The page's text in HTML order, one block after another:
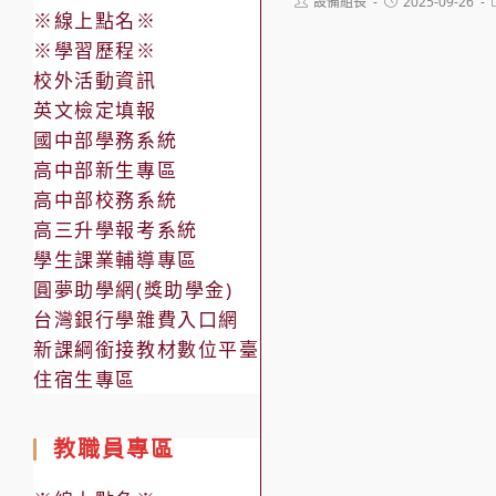
※線上點名※
※學習歷程※
校外活動資訊
英文檢定填報
國中部學務系統
高中部新生專區
高中部校務系統
高三升學報考系統
學生課業輔導專區
圓夢助學網(獎助學金)
台灣銀行學雜費入口網
新課綱銜接教材數位平臺
住宿生專區
教職員專區